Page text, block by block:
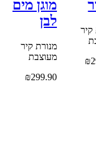
מוגן מים
מנורת קיר
מעוצבת
₪